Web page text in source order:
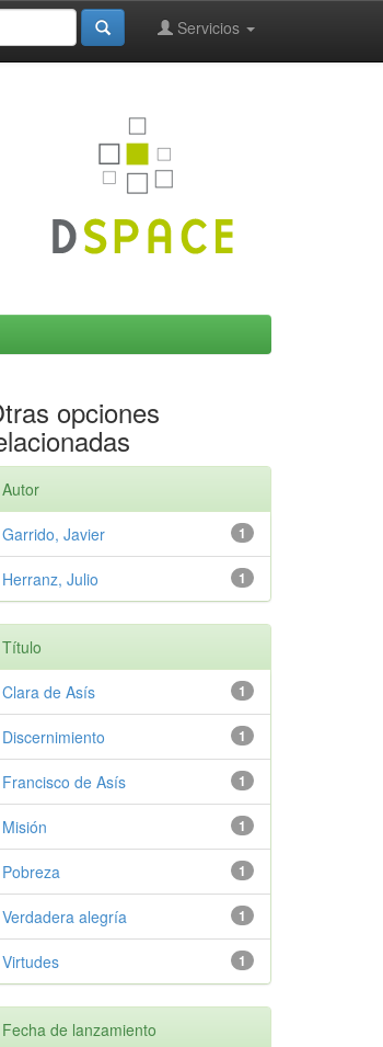
Servicios
opciones
Autor
1
Garrido, Javier
1
Herranz, Julio
Título
1
Clara de Asís
1
Discernimiento
1
Francisco de Asís
1
Misión
1
Pobreza
1
Verdadera alegría
1
Virtudes
Fecha de lanzamiento